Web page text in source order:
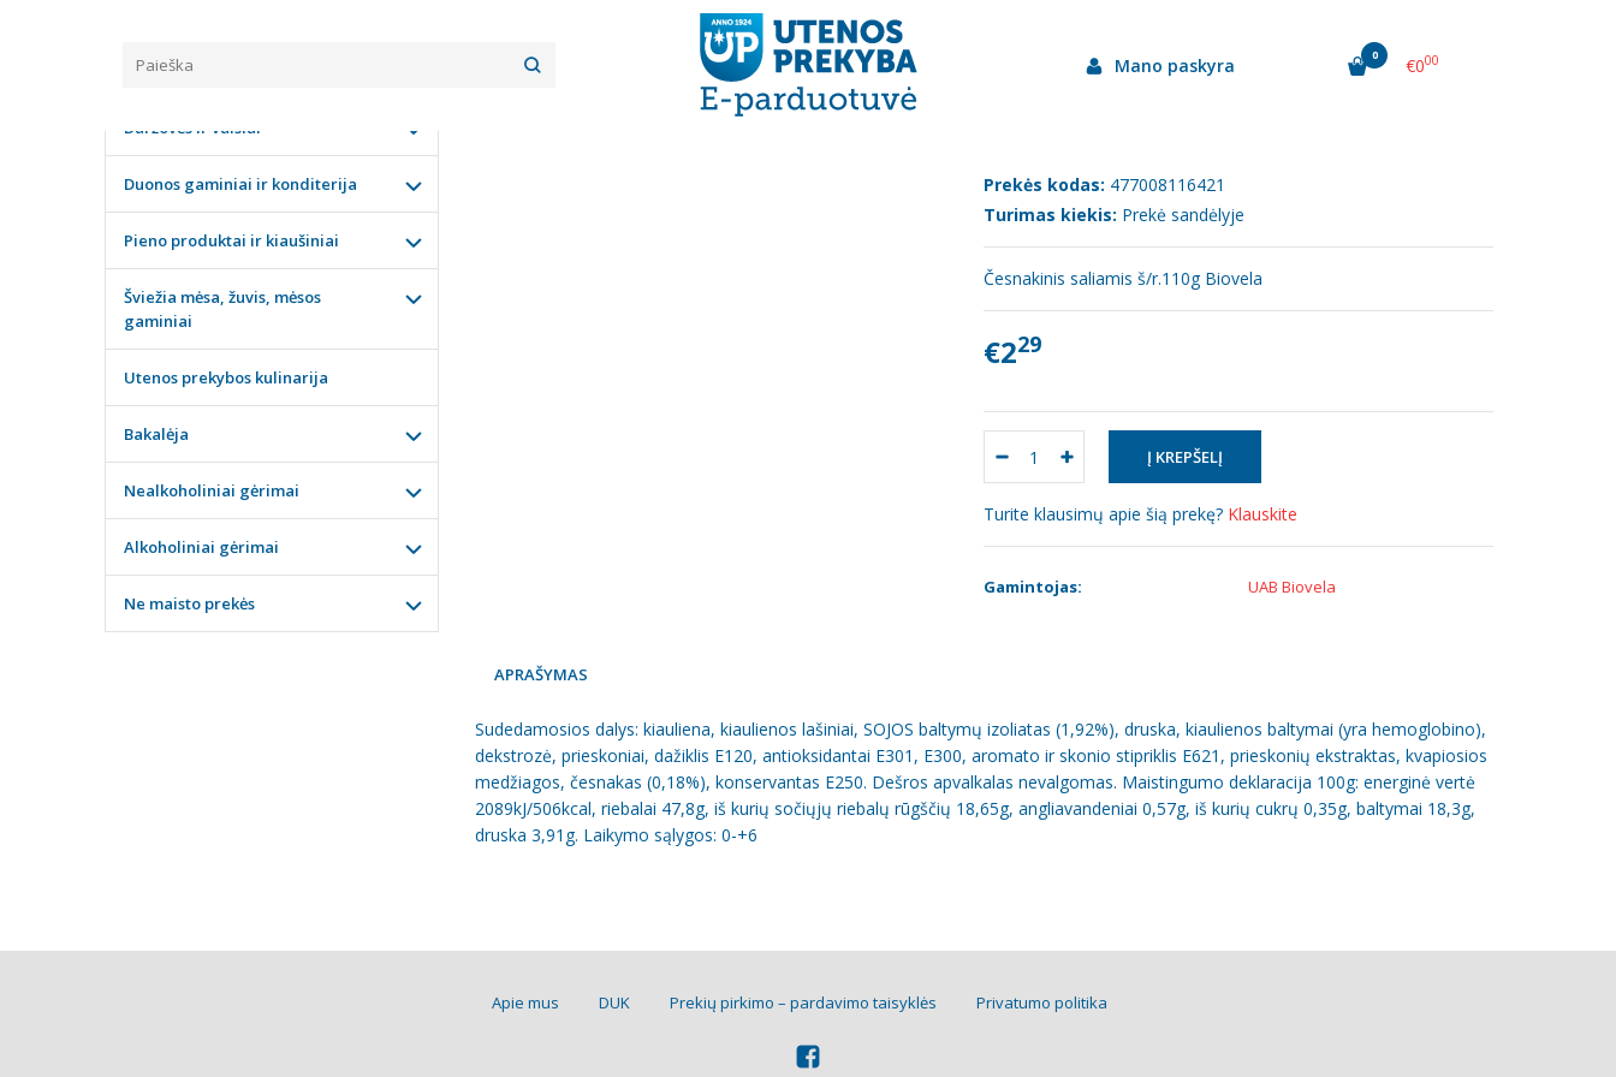
Mano paskyra 0 €000
Šaltai rūkytas "Česnakinis" saliamis 110g (UAB "Biovela")
ŠALTAI RŪKYTAS "ČESNAKINIS" SALIAMIS 110G (UAB "BIOVELA")
Prekės kodas: 477008116421
Turimas kiekis: Prekė sandėlyje
Česnakinis saliamis š/r.110g Biovela
€229
Turite klausimų apie šią prekę? Klauskite
Gamintojas: UAB Biovela
APRAŠYMAS
Sudedamosios dalys: kiauliena, kiaulienos lašiniai, SOJOS baltymų izoliatas (1,92%), druska, kiaulienos baltymai (yra hemoglobino),
dekstrozė, prieskoniai, dažiklis E120, antioksidantai E301, E300, aromato ir skonio stipriklis E621, prieskonių ekstraktas, kvapiosios
medžiagos, česnakas (0,18%), konservantas E250. Dešros apvalkalas nevalgomas. Maistingumo deklaracija 100g: energinė vertė
2089kJ/506kcal, riebalai 47,8g, iš kurių sočiųjų riebalų rūgščių 18,65g, angliavandeniai 0,57g, iš kurių cukrų 0,35g, baltymai 18,3g,
druska 3,91g. Laikymo sąlygos: 0-+6
KATEGORIJOS
Daržovės ir vaisiai
Duonos gaminiai ir konditerija
Pieno produktai ir kiaušiniai
Šviežia mėsa, žuvis, mėsos
gaminiai
Utenos prekybos kulinarija
Bakalėja
Nealkoholiniai gėrimai
Alkoholiniai gėrimai
Ne maisto prekės
Apie mus DUK Prekių pirkimo – pardavimo taisyklės Privatumo politika